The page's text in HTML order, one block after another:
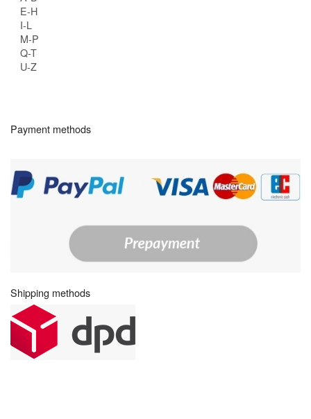
E-H
I-L
M-P
Q-T
U-Z
Payment methods
Shipping methods